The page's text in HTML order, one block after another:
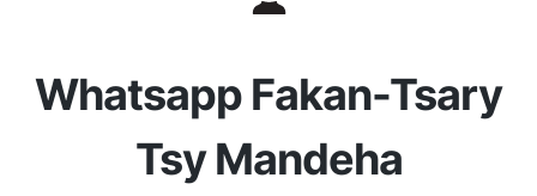
Whatsapp Fakan-Tsary
Tsy Mandeha